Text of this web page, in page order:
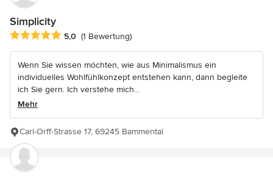
Simplicity
Durchschnittliche Bewertung: 5 von 5 Sternen
5,0 (1 Bewertung)
Wenn Sie wissen möchten, wie aus Minimalismus ein
individuelles Wohlfühlkonzept entstehen kann, dann begleite
ich Sie gern. Ich verstehe mich...
Mehr
Carl-Orff-Strasse 17, 69245 Bammental